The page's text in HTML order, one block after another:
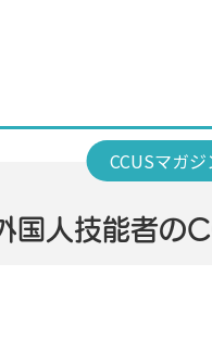
人技能者の